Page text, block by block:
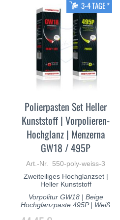
3-4 TAGE *
Polierpasten Set Heller
Kunststoff | Vorpolieren-
Hochglanz | Menzerna
GW18 / 495P
Art.-Nr. 550-poly-weiss-3
Zweiteiliges Hochglanzset |
Heller Kunststoff
Vorpolitur GW18 | Beige
Hochglanzpaste 495P | Weiß